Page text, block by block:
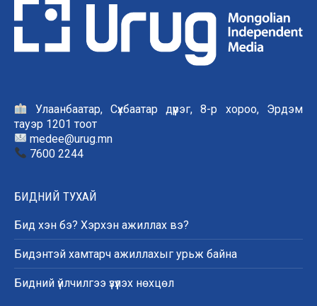
Улаанбаатар, Сүхбаатар дүүрэг, 8-р хороо, Эрдэм
тауэр 1201 тоот
medee@urug.mn
7600 2244
БИДНИЙ ТУХАЙ
Бид хэн бэ? Хэрхэн ажиллах вэ?
Бидэнтэй хамтарч ажиллахыг урьж байна
Бидний үйлчилгээ үзүүлэх нөхцөл